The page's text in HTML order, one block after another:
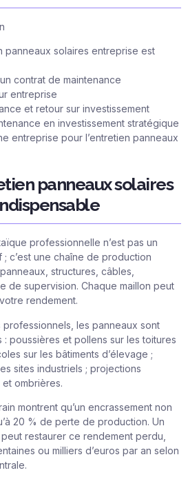
panneaux solaires entreprise est
contrat de maintenance
entreprise
et retour sur investissement
en investissement stratégique
entreprise pour l’entretien panneaux
panneaux solaires
professionnelle n’est pas un
c’est une chaîne de production
structures, câbles,
de supervision. Chaque maillon peut
rendement.
professionnels, les panneaux sont
poussières et pollens sur les toitures
sur les bâtiments d’élevage ;
sites industriels ; projections
ombrières.
montrent qu’un encrassement non
20 % de perte de production. Un
restaurer ce rendement perdu,
ou milliers d’euros par an selon